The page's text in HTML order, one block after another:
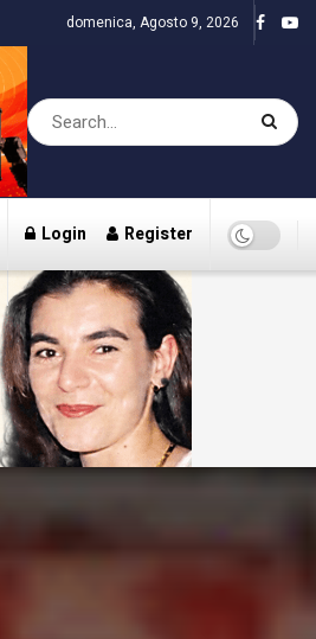
domenica, Agosto 9, 2026
Login Register